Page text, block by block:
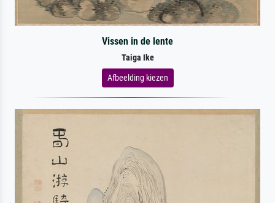
Vissen in de lente
Taiga Ike
Afbeelding kiezen